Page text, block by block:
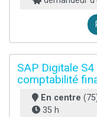
SAP Digitale
comptabilité
En centre
35 h